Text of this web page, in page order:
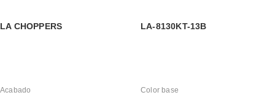
LA CHOPPERS LA-8130KT-13B
Acabado Color base